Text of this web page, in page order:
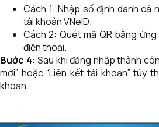
Cách 1: Nhập số định danh cá
tài khoản VNeID;
Cách 2: Quét mã QR bằng
điện thoại.
Bước 4: Sau khi đăng nhập thành
mới” hoặc “Liên kết tài khoản” tùy
khoản.